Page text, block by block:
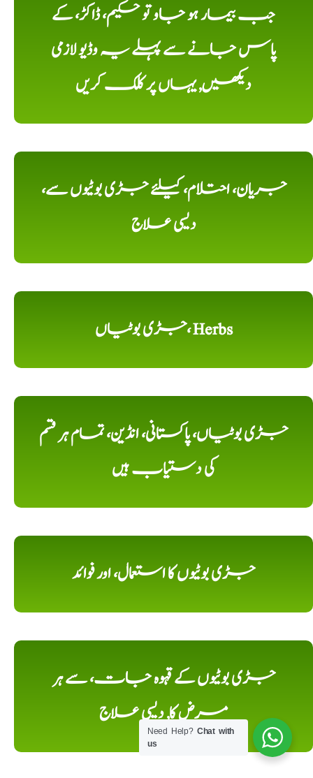
جب بیمار ہو جاو تو حکیم، ڈاکڑ، کے
پاس جانے سے پہلے یہ وڈیو لازمی
دیکھیں, یہاں پر کلک کریں
جریان، احتلام، کیلئے جڑی بوٹیوں سے،
دیسی علاج
جڑی بوٹیاں، Herbs
جڑی بوٹیاں، پاکستانی، انڈین، تمام ہر قسم
کی دستیاب ہیں
جڑی بوٹیوں کا استعمال، اور فوائد
جڑی بوٹیوں کے قہوہ جات، سے ہر
مرض کا, دیسی علاج
Need Help?Chat with
us